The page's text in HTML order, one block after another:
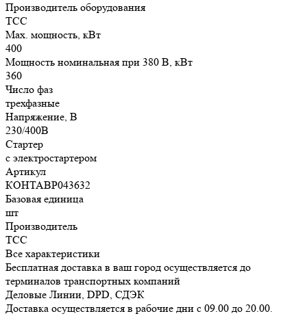
Производитель оборудования
ТСС
Max. мощность, кВт
400
Мощность номинальная при 380 В, кВт
360
Число фаз
трехфазные
Напряжение, В
230/400В
Стартер
с электростартером
Артикул
КОНТАВР043632
Базовая единица
шт
Производитель
ТСС
Все характеристики
Бесплатная доставка в ваш город осуществляется до
терминалов транспортных компаний
Деловые Линии, DPD, СДЭК
Доставка осуществляется в рабочие дни с 09.00 до 20.00.